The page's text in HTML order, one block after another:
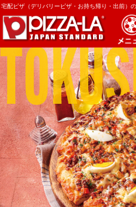
宅配ピザ（デリバリーピザ・お持ち帰り・出前）